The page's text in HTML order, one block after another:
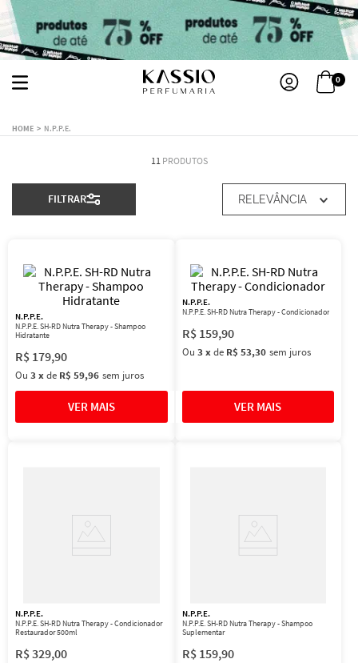
0
N.P.P.E.
11 PRODUTOS
FILTRAR RELEVÂNCIA
N.P.P.E.
N.P.P.E. SH-RD Nutra Therapy - Shampoo
Hidratante
R$ 179,90
Ou 3 xde R$ 59,96 sem juros
N.P.P.E.
N.P.P.E. SH-RD Nutra Therapy - Condicionador
R$ 159,90
Ou 3 xde R$ 53,30 sem juros
N.P.P.E.
N.P.P.E. SH-RD Nutra Therapy - Condicionador
Restaurador 500ml
R$329,00
N.P.P.E.
N.P.P.E. SH-RD Nutra Therapy - Shampoo
Suplementar
R$ 159,90